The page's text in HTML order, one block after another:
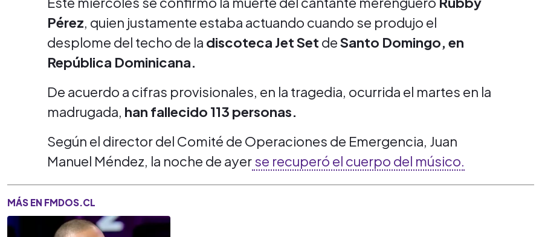
Pérez, quien justamente estaba actuando cuando se produjo el
desplome del techo de la discoteca Jet Set deSanto Domingo, en
República Dominicana.
De acuerdo a cifras provisionales, en la tragedia, ocurrida el martes en la
madrugada, han fallecido 113 personas.
Según el director del Comité de Operaciones de Emergencia, Juan
Manuel Méndez, la noche de ayerse recuperó el cuerpo del músico.
MÁS EN FMDOS.CL